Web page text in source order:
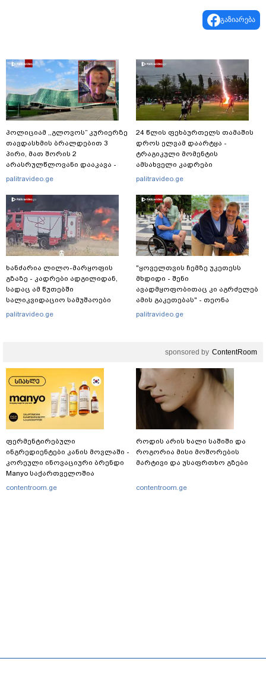
გაზიარება
პოლიციამ ,,გლოვოს” კურიერზე
თავდასხმის ბრალდებით 3
პირი, მათ შორის 2
არასრულწლოვანი დააკავა -
შსს ინფორმაციას ავრცელებს
palitravideo.ge
ხანძარია ლილო-მარყოფის
გზაზე - კადრები ადგილიდან,
სადაც ამ წუთებში
სალიკვიდაციო სამუშაოები
მიმდინარეობს
palitravideo.ge
24 წლის ფეხბურთელს თამაშის
დროს ელვამ დაარტყა -
ტრაგიკული მომენტის
ამსახველი კადრები
ტაილანდიდან მედიაში
palitravideo.ge
"ყოველთვის ჩემზე უკეთესს
მხდიდი - შენი
ავადმყოფობითაც კი აგრძელებ
ამის გაკეთებას" - თეონა
კონტრიძე მეუღლეს ემოციურ
palitravideo.ge
sponsored by ContentRoom
ფერმენტირებული
ინგრედიენტები კანის მოვლაში -
კორეული ინოვაციური ბრენდი
Manyo საქართველოშია
contentroom.ge
როდის არის ხალი საშიში და
როგორია მისი მოშორების
მარტივი და უსაფრთხო გზები
contentroom.ge